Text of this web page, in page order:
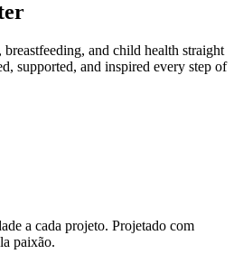
and child health straight
supported, and inspired every step of
a cada projeto. Projetado com
paixão.